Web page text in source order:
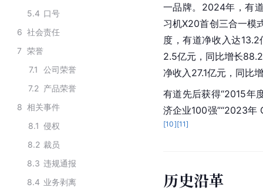
5.4 口号
6 社会责任
7 荣誉
7.1
公司荣誉
7.2 产品荣誉
8 相关事件
8.1 侵权
8.2 裁员
8.3 违规通报
8.4 业务剥离
一品牌。2024年，有
习机X20首创三合一模
度，有道净收入达
2.5亿元，同比增长
净收入27.1亿元，同比
有道先后获得“2015年
济企业100强”“2023年
[10][11]
历史沿革